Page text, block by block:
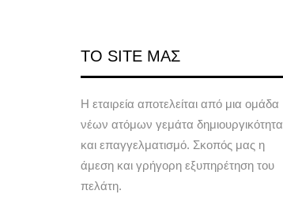
ΤΟ SITE ΜΑΣ
Η εταιρεία αποτελείται από μια ομάδα
νέων ατόμων γεμάτα δημιουργικότητα
και επαγγελματισμό. Σκοπός μας η
άμεση και γρήγορη εξυπηρέτηση του
πελάτη.